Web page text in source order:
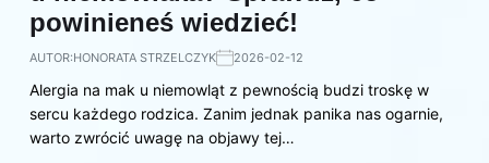
powinieneś wiedzieć!
AUTOR:HONORATA STRZELCZYK 2026-02-12
Alergia na mak u niemowląt z pewnością budzi troskę w
sercu każdego rodzica. Zanim jednak panika nas ogarnie,
warto zwrócić uwagę na objawy tej…